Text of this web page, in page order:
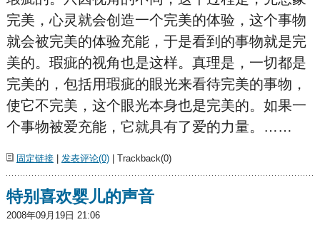
完美，心灵就会创造一个完美的体验，这个事物
就会被完美的体验充能，于是看到的事物就是完
美的。瑕疵的视角也是这样。真理是，一切都是
完美的，包括用瑕疵的眼光来看待完美的事物，
使它不完美，这个眼光本身也是完美的。如果一
个事物被爱充能，它就具有了爱的力量。……
固定链接| 发表评论(0)| Trackback(0)
特别喜欢婴儿的声音
2008年09月19日 21:06